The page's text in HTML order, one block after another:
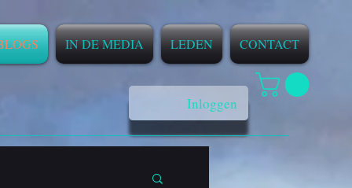
IN DE MEDIA LEDEN CONTACT
Inloggen